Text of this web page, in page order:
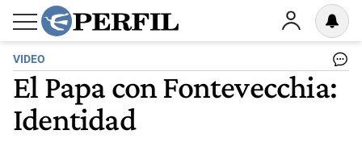
VIDEO
El Papa con Fontevecchia:
Identidad